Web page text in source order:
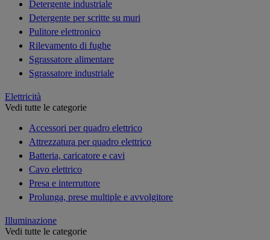
Detergente industriale
Detergente per scritte su muri
Pulitore elettronico
Rilevamento di fughe
Sgrassatore alimentare
Sgrassatore industriale
Elettricità
Vedi tutte le categorie
Accessori per quadro elettrico
Attrezzatura per quadro elettrico
Batteria, caricatore e cavi
Cavo elettrico
Presa e interruttore
Prolunga, prese multiple e avvolgitore
Illuminazione
Vedi tutte le categorie